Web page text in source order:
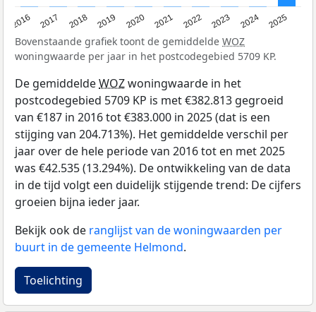
2016 2017 2018 2019 2020 2021 2022 2023 2024 2025
Bovenstaande grafiek toont de gemiddelde WOZ
woningwaarde per jaar in het postcodegebied 5709 KP.
De gemiddeldeWOZwoningwaarde in het
postcodegebied 5709 KP is met €382.813 gegroeid
van €187 in 2016 tot €383.000 in 2025 (dat is een
stijging van 204.713%). Het gemiddelde verschil per
jaar over de hele periode van 2016 tot en met 2025
was €42.535 (13.294%). De ontwikkeling van de data
in de tijd volgt een duidelijk stijgende trend: De cijfers
groeien bijna ieder jaar.
Bekijk ook de ranglijst van de woningwaarden per
buurt in de gemeente Helmond.
Toelichting